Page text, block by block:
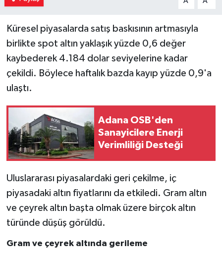
Küresel piyasalarda satış baskısının artmasıyla
birlikte spot altın yaklaşık yüzde 0,6 değer
kaybederek 4.184 dolar seviyelerine kadar
çekildi. Böylece haftalık bazda kayıp yüzde 0,9'a
ulaştı.
Adana OSB'den
Sanayicilere Enerji
Verimliliği Desteği
Uluslararası piyasalardaki geri çekilme, iç
piyasadaki altın fiyatlarını da etkiledi. Gram altın
ve çeyrek altın başta olmak üzere birçok altın
türünde düşüş görüldü.
Gram ve çeyrek altında gerileme